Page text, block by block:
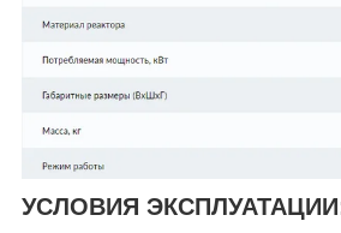
УСЛОВИЯ